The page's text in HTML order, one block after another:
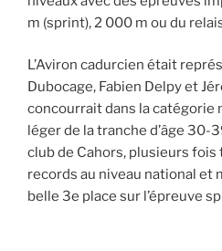
m (sprint), 2 000 m ou du
L’Aviron cadurcien était
Dubocage, Fabien Delpy et
concourrait dans la catégorie
léger de la tranche d’âge 30-
club de Cahors, plusieurs
records au niveau national et
belle 3e place sur l’épreuve